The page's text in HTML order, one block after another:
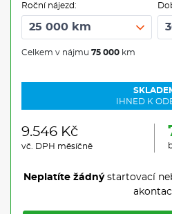
Roční nájezd:
Celkem v nájmu 75 000 km
IHNED K
9.546 Kč
vč. DPH měsíčně
Neplatíte žádnýstartovací